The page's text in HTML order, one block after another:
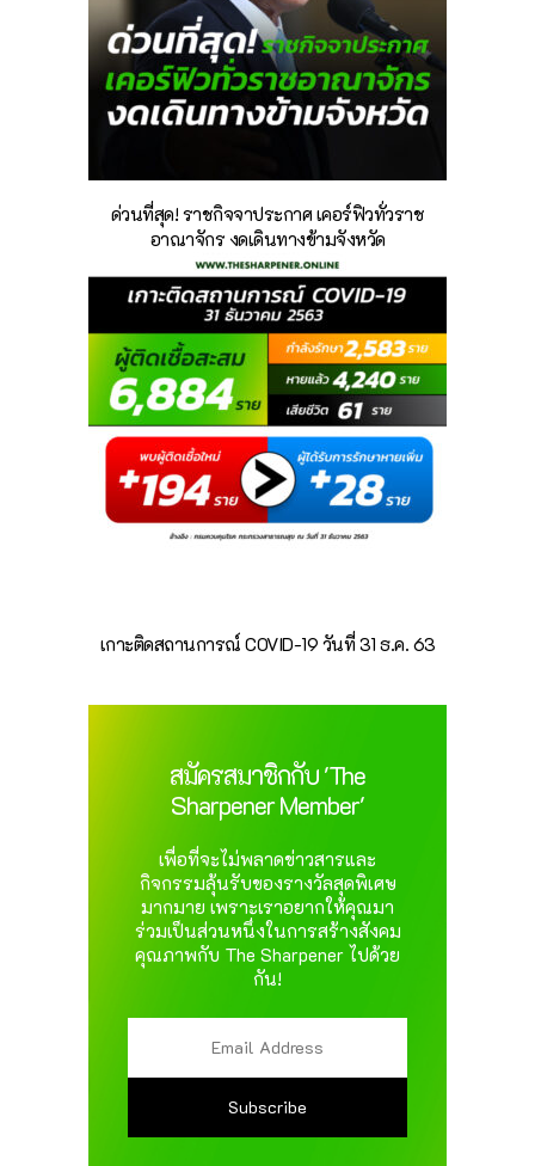
ด่วนที่สุด! ราชกิจจาประกาศ เคอร์ฟิวทั่วราช
อาณาจักร งดเดินทางข้ามจังหวัด
เกาะติดสถานการณ์ COVID-19 วันที่ 31 ธ.ค. 63
สมัครสมาชิกกับ 'The
Sharpener Member'
เพื่อที่จะไม่พลาดข่าวสารและ
กิจกรรมลุ้นรับของรางวัลสุดพิเศษ
มากมาย เพราะเราอยากให้คุณมา
ร่วมเป็นส่วนหนึ่งในการสร้างสังคม
คุณภาพกับ The Sharpener ไปด้วย
กัน!